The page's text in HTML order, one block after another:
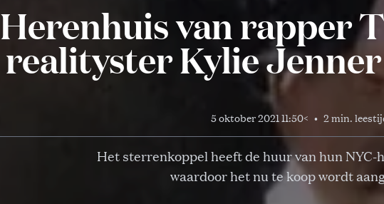
Herenhuis van rapper
realityster Kylie
5 oktober 2021 11:50< • 2 min.
Het sterrenkoppel heeft de huur van hun NYC-
waardoor het nu te koop wordt